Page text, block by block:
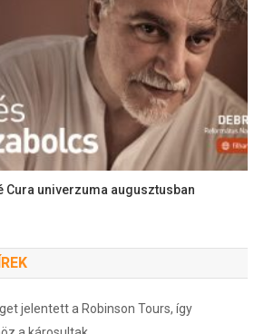
Cura univerzuma augusztusban
jelentett a Robinson Tours, így